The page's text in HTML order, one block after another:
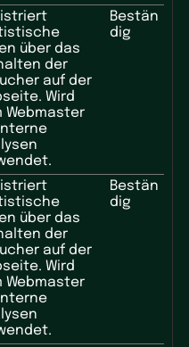
über das
der
auf der
Wird
Webmaster
Bestän
dig
über das
der
auf der
Wird
Webmaster
Bestän
dig